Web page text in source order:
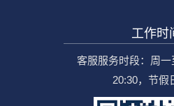
工作时
客服服务时段：周
20:30，节假